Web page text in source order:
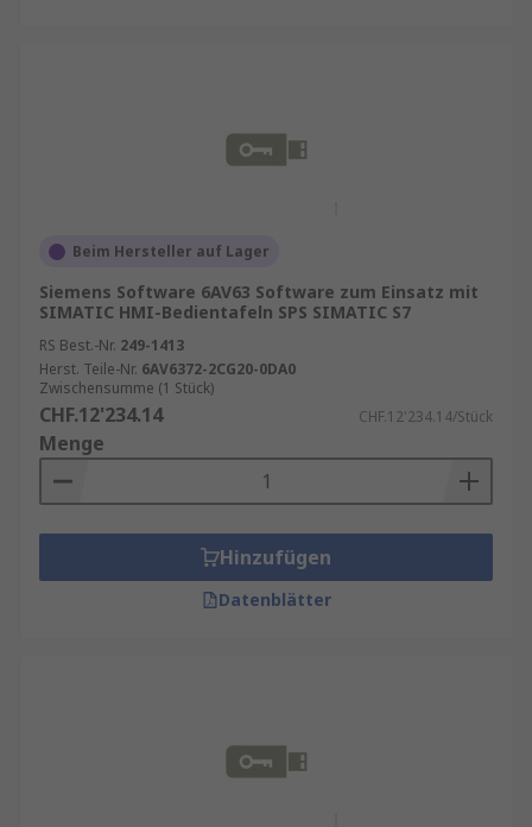
Beim Hersteller auf Lager
Siemens Software 6AV63 Software zum Einsatz mit
SIMATIC HMI-Bedientafeln SPS SIMATIC S7
RS Best.-Nr. 249-1413
Herst. Teile-Nr. 6AV6372-2CG20-0DA0
Zwischensumme (1 Stück)
CHF.12'234.14 CHF.12'234.14/Stück
Menge
Hinzufügen
Datenblätter